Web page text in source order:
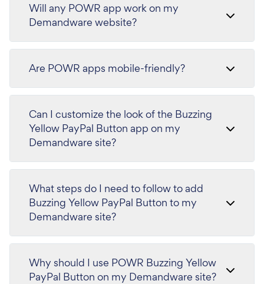
Will any POWR app work on my
Demandware website?
Are POWR apps mobile-friendly?
Can I customize the look of the Buzzing
Yellow PayPal Button app on my
Demandware site?
What steps do I need to follow to add
Buzzing Yellow PayPal Button to my
Demandware site?
Why should I use POWR Buzzing Yellow
PayPal Button on my Demandware site?